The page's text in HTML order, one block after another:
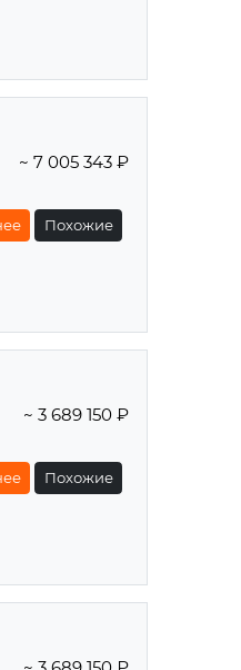
~ 7 005 343 ₽
Похожие
~ 3 689 150 ₽
Похожие